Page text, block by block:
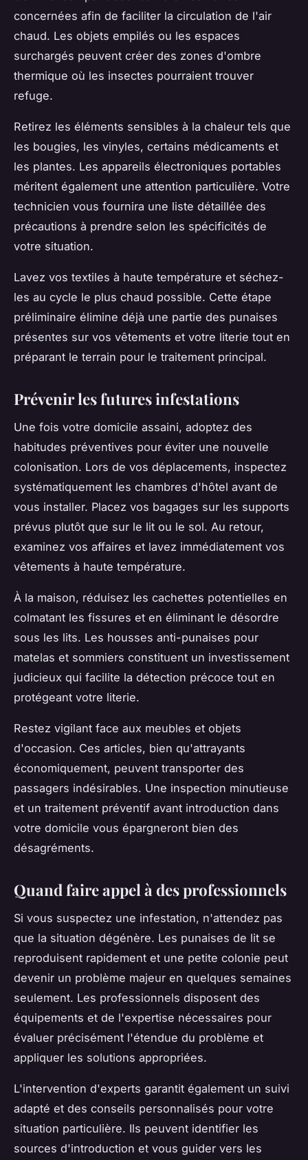
concernées afin de faciliter la circulation de l'air
chaud. Les objets empilés ou les espaces
surchargés peuvent créer des zones d'ombre
thermique où les insectes pourraient trouver
refuge.
Retirez les éléments sensibles à la chaleur tels que
les bougies, les vinyles, certains médicaments et
les plantes. Les appareils électroniques portables
méritent également une attention particulière. Votre
technicien vous fournira une liste détaillée des
précautions à prendre selon les spécificités de
votre situation.
Lavez vos textiles à haute température et séchez-
les au cycle le plus chaud possible. Cette étape
préliminaire élimine déjà une partie des punaises
présentes sur vos vêtements et votre literie tout en
préparant le terrain pour le traitement principal.
Prévenir les futures infestations
Une fois votre domicile assaini, adoptez des
habitudes préventives pour éviter une nouvelle
colonisation. Lors de vos déplacements, inspectez
systématiquement les chambres d'hôtel avant de
vous installer. Placez vos bagages sur les supports
prévus plutôt que sur le lit ou le sol. Au retour,
examinez vos affaires et lavez immédiatement vos
vêtements à haute température.
À la maison, réduisez les cachettes potentielles en
colmatant les fissures et en éliminant le désordre
sous les lits. Les housses anti-punaises pour
matelas et sommiers constituent un investissement
judicieux qui facilite la détection précoce tout en
protégeant votre literie.
Restez vigilant face aux meubles et objets
d'occasion. Ces articles, bien qu'attrayants
économiquement, peuvent transporter des
passagers indésirables. Une inspection minutieuse
et un traitement préventif avant introduction dans
votre domicile vous épargneront bien des
désagréments.
Quand faire appel à des professionnels
Si vous suspectez une infestation, n'attendez pas
que la situation dégénère. Les punaises de lit se
reproduisent rapidement et une petite colonie peut
devenir un problème majeur en quelques semaines
seulement. Les professionnels disposent des
équipements et de l'expertise nécessaires pour
évaluer précisément l'étendue du problème et
appliquer les solutions appropriées.
L'intervention d'experts garantit également un suivi
adapté et des conseils personnalisés pour votre
situation particulière. Ils peuvent identifier les
sources d'introduction et vous guider vers les